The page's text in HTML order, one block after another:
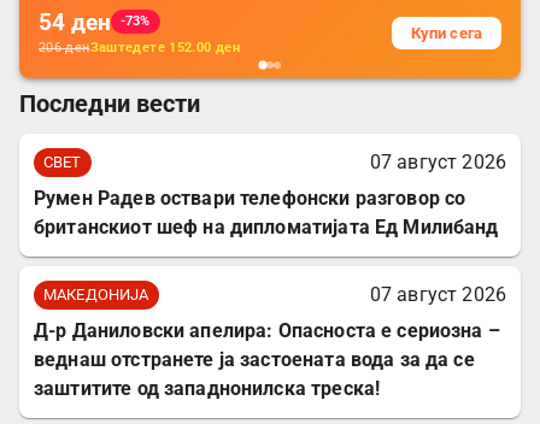
54 ден
-73%
206денЗаштедете 152.00 ден
Купи сега
Последни вести
СВЕТ
07 август 2026
Румен Радев оствари телефонски разговор со
британскиот шеф на дипломатијата Ед Милибанд
МАКЕДОНИЈА
07 август 2026
Д-р Даниловски апелира: Опасноста е сериозна –
веднаш отстранете ја застоената вода за да се
заштитите од западнонилска треска!